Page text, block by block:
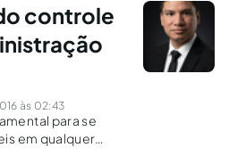
controle
às 02:43
para se
em qualquer